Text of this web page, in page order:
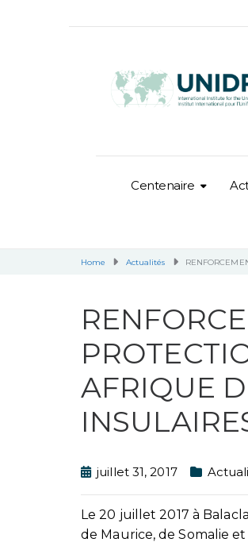
Centenaire
Home Actualités
AFRIQUE
juillet 31, 2017
Le 20 juillet 2017 à
de Maurice, de Somalie